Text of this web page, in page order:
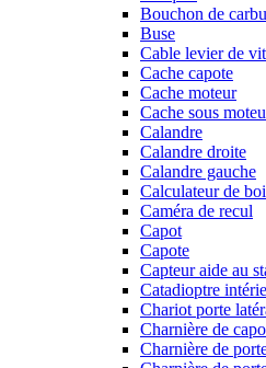
Bouchon de
Buse
Cable levier de
Cache capote
Cache moteur
Cache sous
Calandre
Calandre droite
Calandre gauche
Calculateur de
Caméra de recul
Capot
Capote
Capteur aide au
Catadioptre
Chariot porte
Charnière de
Charnière de